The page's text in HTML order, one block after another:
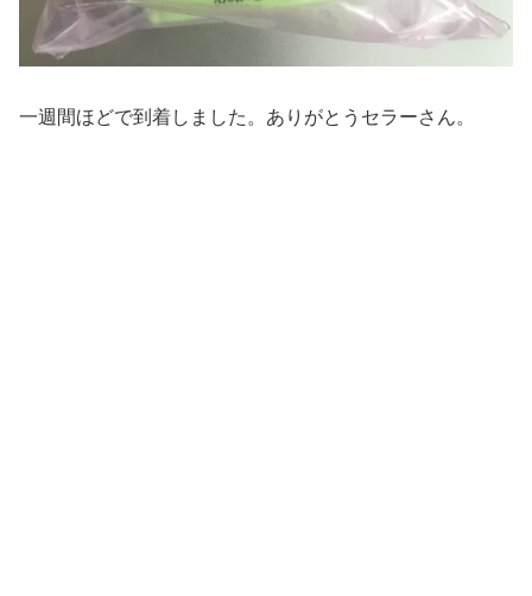
一週間ほどで到着しました。ありがとうセラーさん。